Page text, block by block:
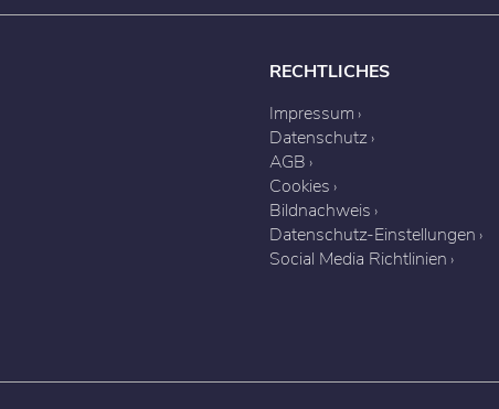
RECHTLICHES
Impressum
Datenschutz
AGB
Cookies
Bildnachweis
Datenschutz-Einstellungen
Social Media Richtlinien